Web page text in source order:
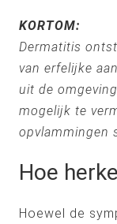
KORTOM:
Dermatitis
van erfelijke
uit de
mogelijk te
opvlammingen
Hoe
Hoewel de